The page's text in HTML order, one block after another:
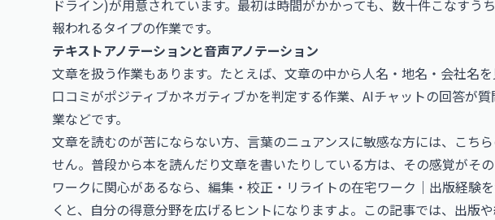
ドライン)が用意されています。最初は時間がかかっても、数十件こなすう
報われるタイプの作業です。
テキストアノテーションと音声アノテーション
文章を扱う作業もあります。たとえば、文章の中から人名・地名・会社名を
口コミがポジティブかネガティブかを判定する作業、AIチャットの回答が
業などです。
文章を読むのが苦にならない方、言葉のニュアンスに敏感な方には、こち
せん。普段から本を読んだり文章を書いたりしている方は、その感覚がそ
ワークに関心があるなら、 編集・校正・リライトの在宅ワーク｜出版経験
くと、自分の得意分野を広げるヒントになりますよ。この記事では、出版